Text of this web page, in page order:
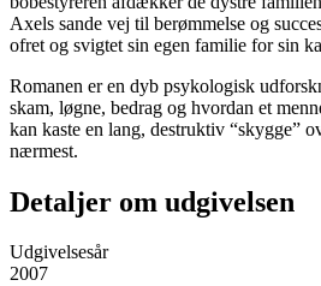
Axels sande vej til berømmelse og
ofret og svigtet sin egen familie for sin
Romanen er en dyb psykologisk
skam, løgne, bedrag og hvordan et
kan kaste en lang, destruktiv “skygge”
nærmest.
Detaljer om udgivelsen
Udgivelsesår
2007